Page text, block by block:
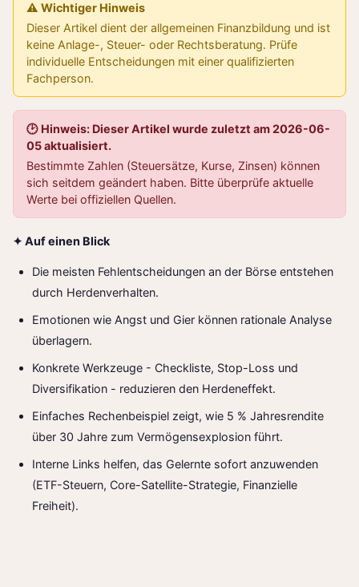
⚠️ Wichtiger Hinweis
Dieser Artikel dient der allgemeinen Finanzbildung und ist
keine Anlage-, Steuer- oder Rechtsberatung. Prüfe
individuelle Entscheidungen mit einer qualifizierten
Fachperson.
🕑 Hinweis: Dieser Artikel wurde zuletzt am 2026-06-
05 aktualisiert.
Bestimmte Zahlen (Steuersätze, Kurse, Zinsen) können
sich seitdem geändert haben. Bitte überprüfe aktuelle
Werte bei offiziellen Quellen.
✦ Auf einen Blick
Die meisten Fehlentscheidungen an der Börse entstehen
durch Herdenverhalten.
Emotionen wie Angst und Gier können rationale Analyse
überlagern.
Konkrete Werkzeuge - Checkliste, Stop-Loss und
Diversifikation - reduzieren den Herdeneffekt.
Einfaches Rechenbeispiel zeigt, wie 5 % Jahresrendite
über 30 Jahre zum Vermögensexplosion führt.
Interne Links helfen, das Gelernte sofort anzuwenden
(ETF-Steuern, Core-Satellite-Strategie, Finanzielle
Freiheit).